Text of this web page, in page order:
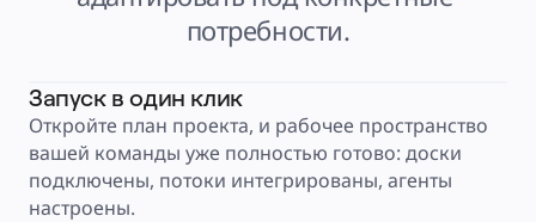
Тарифы
потребности.
Запуск в один клик
Откройте план проекта, и рабочее пространство
вашей команды уже полностью готово: доски
подключены, потоки интегрированы, агенты
настроены.